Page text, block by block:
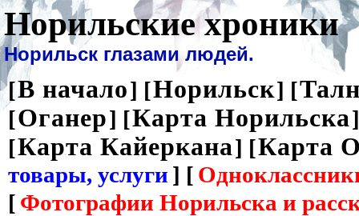
Норильские хроники
Норильск глазами людей.
[В начало] [Норильск] [
[Оганер] [Карта Норильска
[Карта Кайеркана] [Карта
товары, услуги ] [
[ Фотографии Норильска и